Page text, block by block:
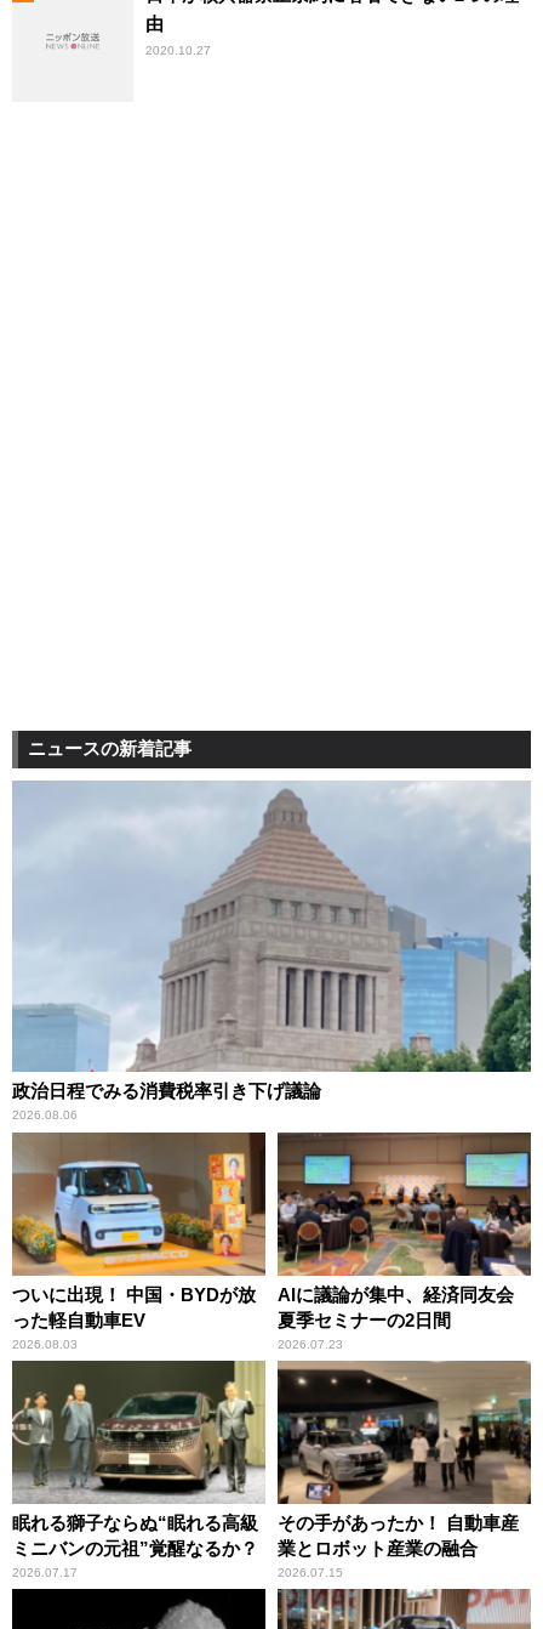
由
2020.10.27
ニュースの新着記事
政治日程でみる消費税率引き下げ議論
2026.08.06
ついに出現！ 中国・BYDが放
った軽自動車EV
2026.08.03
AIに議論が集中、経済同友会
夏季セミナーの2日間
2026.07.23
眠れる獅子ならぬ“眠れる高級
ミニバンの元祖”覚醒なるか？
2026.07.17
その手があったか！ 自動車産
業とロボット産業の融合
2026.07.15